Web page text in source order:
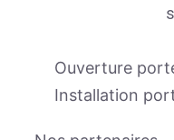
Ouverture
Installation